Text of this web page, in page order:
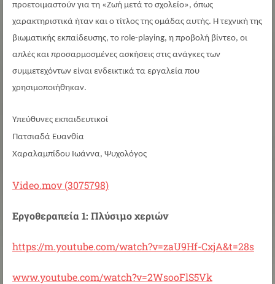
προετοιμαστούν για τη «Ζωή μετά το σχολείο», όπως
χαρακτηριστικά ήταν και ο τίτλος της ομάδας αυτής. Η τεχνική της
βιωματικής εκπαίδευσης, το role-playing, η προβολή βίντεο, οι
απλές και προσαρμοσμένες ασκήσεις στις ανάγκες των
συμμετεχόντων είναι ενδεικτικά τα εργαλεία που
χρησιμοποιήθηκαν.
Υπεύθυνες εκπαιδευτικοί
Πατσιαδά Ευανθία
Χαραλαμπίδου Ιωάννα, Ψυχολόγος
Video.mov (3075798)
Εργοθεραπεία 1: Πλύσιμο χεριών
https://m.youtube.com/watch?v=zaU9Hf-CxjA&t=28s
www.youtube.com/watch?v=2WsooFlS5Vk